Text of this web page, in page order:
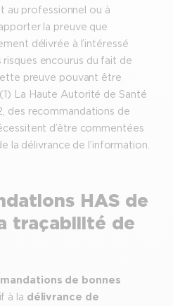
au professionnel ou à
la preuve que
délivrée à l’intéressé
risques encourus du fait de
preuve pouvant être
La Haute Autorité de Santé
des recommandations de
d’être commentées
la délivrance de l’information.
HAS de
traçabilité de
de bonnes
à la délivrance de